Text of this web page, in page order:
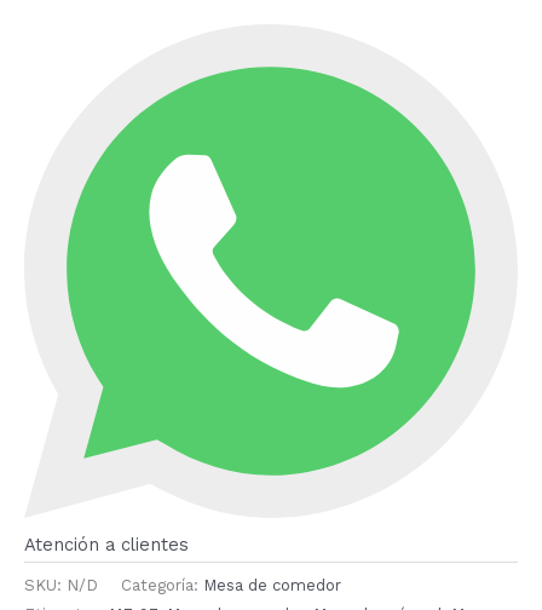
Atención a clientes
SKU: N/D Categoría: Mesa de comedor